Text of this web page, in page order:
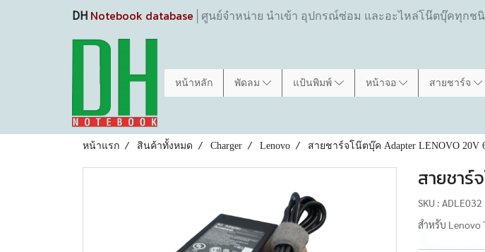
DH Notebook database │ศูนย์จำหน่าย นำเข้า อุปกรณ์ซ่อม และอะไหล่โน๊ตบุ๊คทุกช
หน้าหลัก พัดลม แป้นพิมพ์ หน้าจอ สายชาร์จ
หน้าแรก สินค้าทั้งหมด Charger Lenovo สายชาร์จโน๊ตบุ๊ค Adapter LENOVO 20V
สายชาร์
SKU : ADLE032
สำหรับ Lenovo